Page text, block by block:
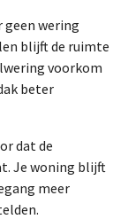
wering
blijft de ruimte
voorkom
beter
dat de
Je woning blijft
meer